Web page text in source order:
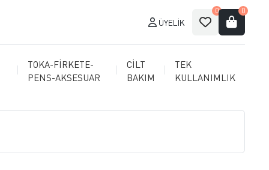
ÜYELIK
0 0
TOKA-FİRKETE-
PENS-AKSESUAR
CİLT
BAKIM
TEK
KULLANIMLIK